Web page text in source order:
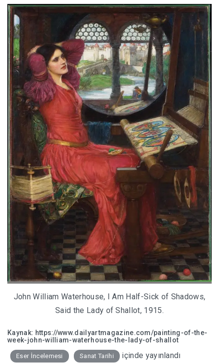
John William Waterhouse, I Am Half-Sick of Shadows,
Said the Lady of Shallot, 1915.
Kaynak: https://www.dailyartmagazine.com/painting-of-the-
week-john-william-waterhouse-the-lady-of-shallot
Eser İncelemesi Sanat Tarihi içinde yayınlandı